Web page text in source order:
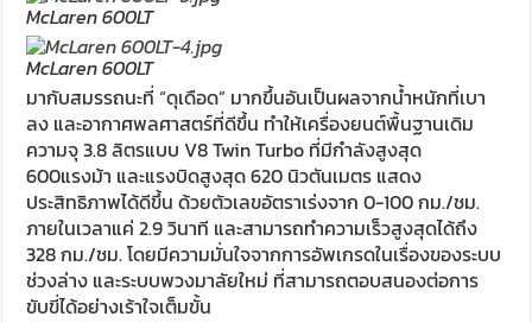
McLaren 600LT
McLaren 600LT
มากับสมรรถนะที่ “ดุเดือด” มากขึ้นอันเป็นผลจากน้ำหนักที่เบา
ลง และอากาศพลศาสตร์ที่ดีขึ้น ทำให้เครื่องยนต์พื้นฐานเดิม
ความจุ 3.8 ลิตรแบบ V8 Twin Turbo ที่มีกำลังสูงสุด
600แรงม้า และแรงบิดสูงสุด 620 นิวตันเมตร แสดง
ประสิทธิภาพได้ดีขึ้น ด้วยตัวเลขอัตราเร่งจาก 0-100 กม./ชม.
ภายในเวลาแค่ 2.9 วินาที และสามารถทำความเร็วสูงสุดได้ถึง
328 กม./ชม. โดยมีความมั่นใจจากการอัพเกรดในเรื่องของระบบ
ช่วงล่าง และระบบพวงมาลัยใหม่ ที่สามารถตอบสนองต่อการ
ขับขี่ได้อย่างเร้าใจเต็มขั้น